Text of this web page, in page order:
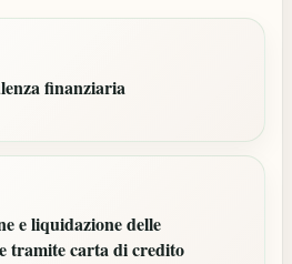
finanziaria
e liquidazione delle
tramite carta di credito